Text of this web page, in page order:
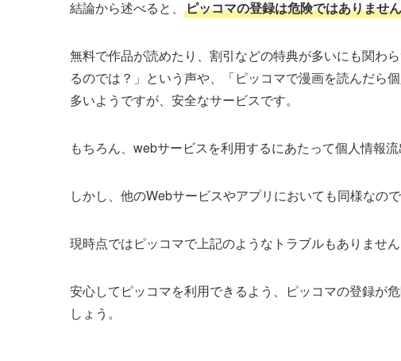
結論から述べると、 ピッコマの登録は危険ではありません
無料で作品が読めたり、割引などの特典が多いにも関わ
るのでは？」という声や、「ピッコマで漫画を読んだら
多いようですが、安全なサービスです。
もちろん、webサービスを利用するにあたって個人情報流
しかし、他のWebサービスやアプリにおいても同様なの
現時点ではピッコマで上記のようなトラブルもありません
安心してピッコマを利用できるよう、ピッコマの登録が
しょう。